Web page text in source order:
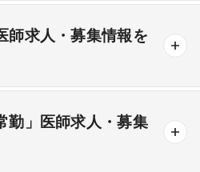
消化器内科 循環器内科
リウマチ内科 総合診療科
師求人・募集情報を
勤」医師求人・募集